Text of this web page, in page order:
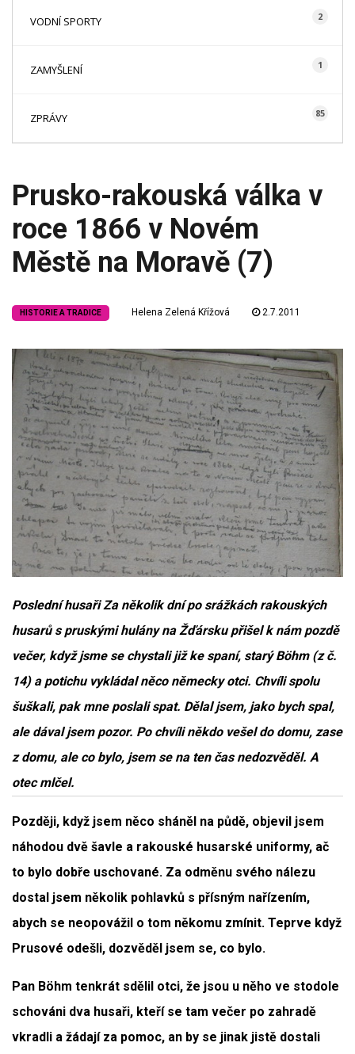
VODNÍ SPORTY 2
ZAMYŠLENÍ 1
ZPRÁVY 85
Prusko-rakouská válka v
roce 1866 v Novém
Městě na Moravě (7)
HISTORIE A TRADICE Helena Zelená Křížová 2.7.2011
Poslední husaři Za několik dní po srážkách rakouských
husarů s pruskými hulány na Žďársku přišel k nám pozdě
večer, když jsme se chystali již ke spaní, starý Böhm (z č.
14) a potichu vykládal něco německy otci. Chvíli spolu
šuškali, pak mne poslali spat. Dělal jsem, jako bych spal,
ale dával jsem pozor. Po chvíli někdo vešel do domu, zase
z domu, ale co bylo, jsem se na ten čas nedozvěděl. A
otec mlčel.
Později, když jsem něco sháněl na půdě, objevil jsem
náhodou dvě šavle a rakouské husarské uniformy, ač
to bylo dobře uschované. Za odměnu svého nálezu
dostal jsem několik pohlavků s přísným nařízením,
abych se neopovážil o tom někomu zmínit. Teprve když
Prusové odešli, dozvěděl jsem se, co bylo.
Pan Böhm tenkrát sdělil otci, že jsou u něho ve stodole
schováni dva husaři, kteří se tam večer po zahradě
vkradli a žádají za pomoc, an by se jinak jistě dostali